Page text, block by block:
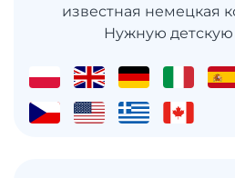
известная немецкая
Нужную детскую